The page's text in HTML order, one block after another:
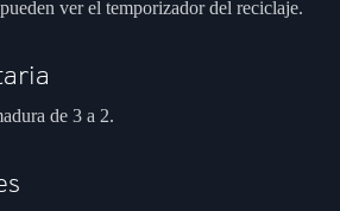
ver el temporizador del reciclaje.
de 3 a 2.